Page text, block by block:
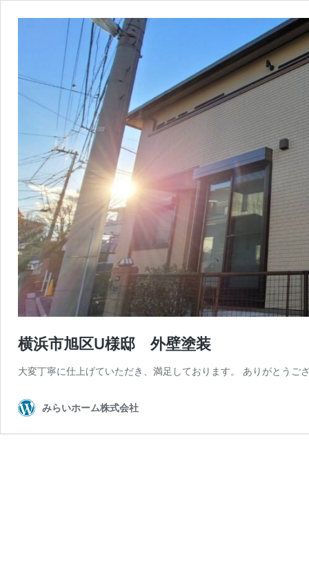
横浜市旭区U様邸 外壁塗装
大変丁寧に仕上げていただき、満足しております。 ありがとうご
みらいホーム株式会社